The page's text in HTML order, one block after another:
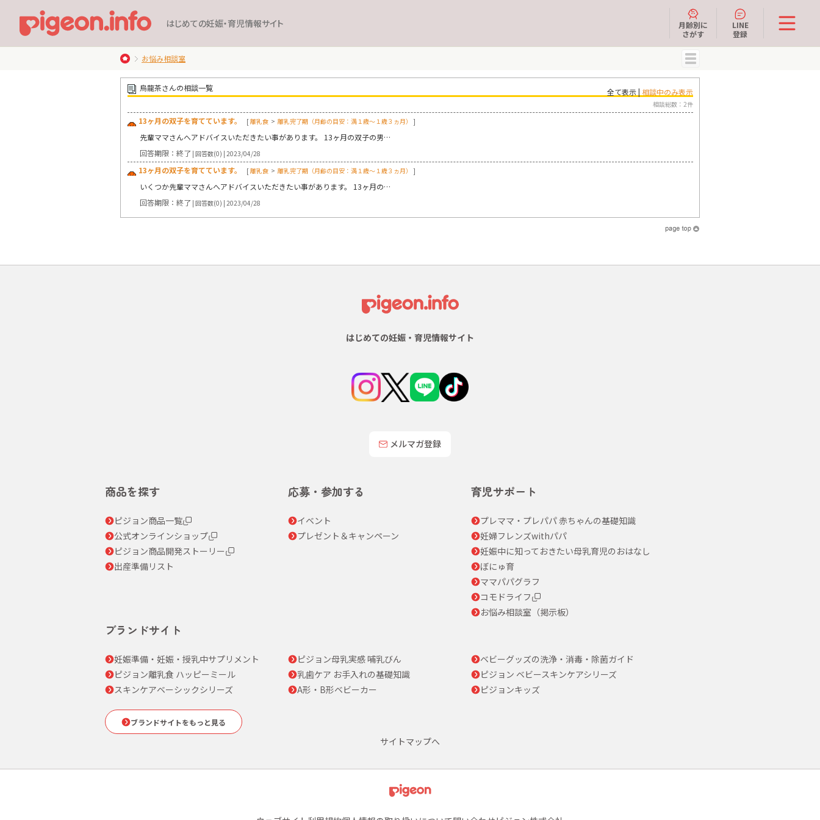
はじめての妊娠・育児情報サイト
月齢別に
さがす
LINE
登録
MENU
お悩み相談室
烏龍茶さんの相談一覧 全て表示 | 相談中のみ表示
相談総数：2件
13ヶ月の双子を育てています。 [離乳食 > 離乳完了期（月齢の目安：満１歳～１歳３ヵ月） ]
先輩ママさんへアドバイスいただきたい事があります。 13ヶ月の双子の男…
回答期限：終了 | 回答数(0) | 2023/04/28
13ヶ月の双子を育てています。 [離乳食 > 離乳完了期（月齢の目安：満１歳～１歳３ヵ月） ]
いくつか先輩ママさんへアドバイスいただきたい事があります。 13ヶ月の…
回答期限：終了 | 回答数(0) | 2023/04/28
はじめての妊娠・育児情報サイト
メルマガ登録
商品を探す
ピジョン商品一覧
公式オンラインショップ
ピジョン商品開発ストーリー
出産準備リスト
応募・参加する
イベント
プレゼント＆キャンペーン
育児サポート
プレママ・プレパパ 赤ちゃんの基礎知識
妊婦フレンズwithパパ
妊娠中に知っておきたい母乳育児のおはなし
ぼにゅ育
ママパパグラフ
コモドライフ
お悩み相談室（掲示板）
ブランドサイト
妊娠準備・妊娠・授乳中サプリメント ピジョン母乳実感 哺乳びん
ベビーグッズの洗浄・消毒・除菌ガイド
ピジョン離乳食 ハッピーミール
乳歯ケア お手入れの基礎知識
ピジョン ベビースキンケアシリーズ
スキンケアベーシックシリーズ
A形・B形ベビーカー ピジョンキッズ
ブランドサイトをもっと見る
サイトマップへ